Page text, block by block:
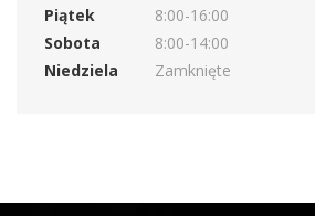
Piątek
8:00-16:00
Sobota
8:00-14:00
Niedziela
Zamknięte